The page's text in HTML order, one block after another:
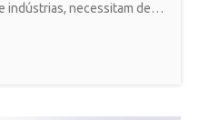
indústrias, necessitam de